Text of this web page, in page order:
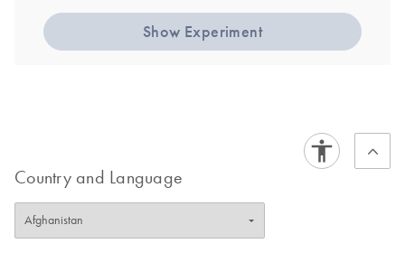
Show Experiment
Country and Language